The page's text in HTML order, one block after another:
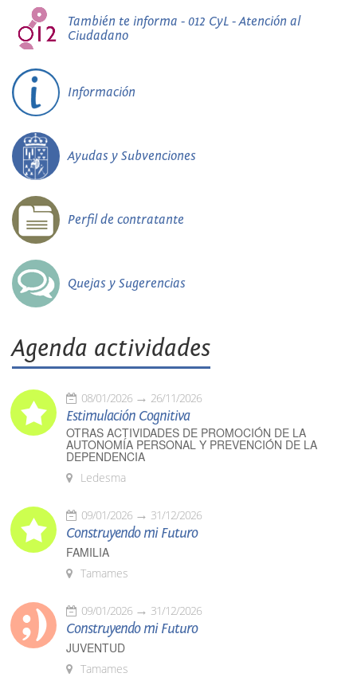
También te informa - 012 CyL - Atención al
Ciudadano
Información
Ayudas y Subvenciones
Perfil de contratante
Quejas y Sugerencias
Agenda actividades
08/01/2026 26/11/2026
Estimulación Cognitiva
OTRAS ACTIVIDADES DE PROMOCIÓN DE LA
AUTONOMÍA PERSONAL Y PREVENCIÓN DE LA
DEPENDENCIA
Ledesma
09/01/2026 31/12/2026
Construyendo mi Futuro
FAMILIA
Tamames
09/01/2026 31/12/2026
Construyendo mi Futuro
JUVENTUD
Tamames